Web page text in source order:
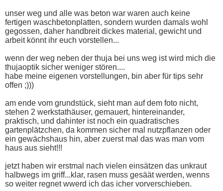
unser weg und alle was beton war waren auch keine
fertigen waschbetonplatten, sondern wurden damals wohl
gegossen, daher handbreit dickes material, gewicht und
arbeit könnt ihr euch vorstellen...
wenn der weg neben der thuja bei uns weg ist wird mich die
thujaoptik sicher weniger stören....
habe meine eigenen vorstellungen, bin aber für tips sehr
offen ;)))
am ende vom grundstück, sieht man auf dem foto nicht,
stehen 2 werkstathäuser, gemauert, hintereinander,
praktisch, und dahinter ist noch ein quadratisches
gartenplätzchen, da kommen sicher mal nutzpflanzen oder
ein gewächshaus hin, aber zuerst mal das was man vom
haus aus sieht!!!
jetzt haben wir erstmal nach vielen einsätzen das unkraut
halbwegs im griff...klar, rasen muss gesäät werden, wenns
so weiter regnet wwerd ich das icher vorverschieben.